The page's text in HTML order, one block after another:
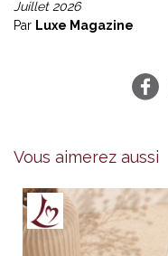
Juillet 2026
Par Luxe Magazine
Vous aimerez aussi